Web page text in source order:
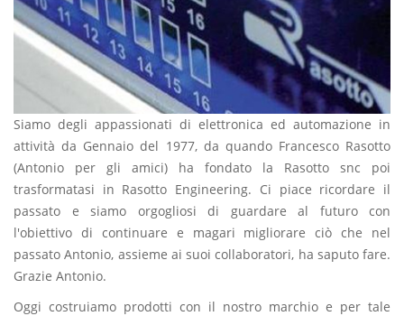
Siamo degli appassionati di elettronica ed automazione in
attività da Gennaio del 1977, da quando Francesco Rasotto
(Antonio per gli amici) ha fondato la Rasotto snc poi
trasformatasi in Rasotto Engineering. Ci piace ricordare il
passato e siamo orgogliosi di guardare al futuro con
l'obiettivo di continuare e magari migliorare ciò che nel
passato Antonio, assieme ai suoi collaboratori, ha saputo fare.
Grazie Antonio.
Oggi costruiamo prodotti con il nostro marchio e per tale